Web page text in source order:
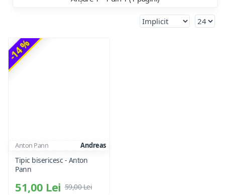
-14 %
Anton Pann Andreas
Tipic bisericesc - Anton
Pann
51,00 Lei 59,00 Lei